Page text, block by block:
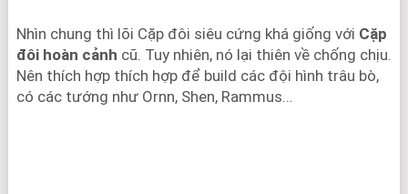
Nhìn chung thì lõi Cặp đôi siêu cứng khá giống với Cặp
đôi hoàn cảnh cũ. Tuy nhiên, nó lại thiên về chống chịu.
Nên thích hợp thích hợp để build các đội hình trâu bò,
có các tướng như Ornn, Shen, Rammus…